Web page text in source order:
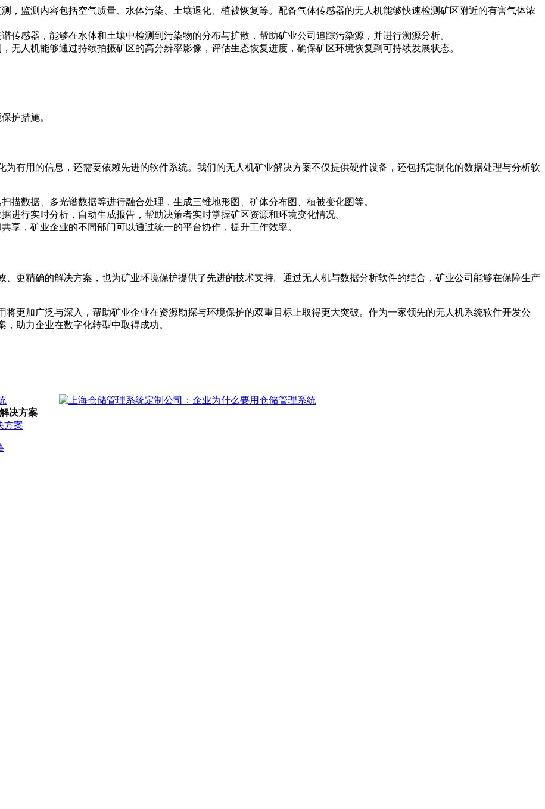
，监测内容包括空气质量、水体污染、土壤退化、植被恢复等。配备气体传感器的无人机能够快速检测矿区附近的有害气体浓
传感器，能够在水体和土壤中检测到污染物的分布与扩散，帮助矿业公司追踪污染源，并进行溯源分析。
无人机能够通过持续拍摄矿区的高分辨率影像，评估生态恢复进度，确保矿区环境恢复到可持续发展状态。
护措施。
有用的信息，还需要依赖先进的软件系统。我们的无人机矿业解决方案不仅提供硬件设备，还包括定制化的数据处理与分析软
描数据、多光谱数据等进行融合处理，生成三维地形图、矿体分布图、植被变化图等。
进行实时分析，自动生成报告，帮助决策者实时掌握矿区资源和环境变化情况。
享，矿业企业的不同部门可以通过统一的平台协作，提升工作效率。
更精确的解决方案，也为矿业环境保护提供了先进的技术支持。通过无人机与数据分析软件的结合，矿业公司能够在保障生产
更加广泛与深入，帮助矿业企业在资源勘探与环境保护的双重目标上取得更大突破。作为一家领先的无人机系统软件开发公
助力企业在数字化转型中取得成功。
决方案
方案